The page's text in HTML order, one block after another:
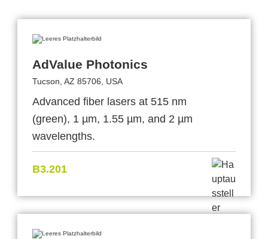
AdValue Photonics
Tucson, AZ 85706, USA
Advanced fiber lasers at 515 nm
(green), 1 µm, 1.55 µm, and 2 µm
wavelengths.
B3.201